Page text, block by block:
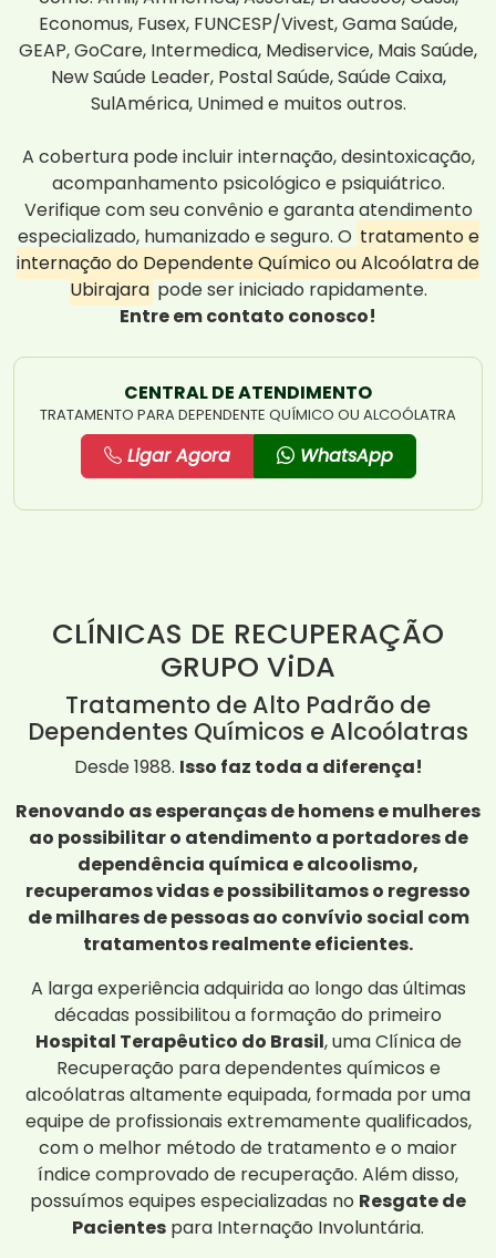
Economus, Fusex, FUNCESP/Vivest, Gama Saúde,
GEAP, GoCare, Intermedica, Mediservice, Mais Saúde,
New Saúde Leader, Postal Saúde, Saúde Caixa,
SulAmérica, Unimed e muitos outros.
A cobertura pode incluir internação, desintoxicação,
acompanhamento psicológico e psiquiátrico.
Verifique com seu convênio e garanta atendimento
especializado, humanizado e seguro. O tratamento e
internação do Dependente Químico ou Alcoólatra de
Ubirajara pode ser iniciado rapidamente.
Entre em contato conosco!
CENTRAL DE ATENDIMENTO
TRATAMENTO PARA DEPENDENTE QUÍMICO OU ALCOÓLATRA
Ligar Agora WhatsApp
CLÍNICAS DE RECUPERAÇÃO
GRUPO ViDA
Tratamento de Alto Padrão de
Dependentes Químicos e Alcoólatras
Desde 1988. Isso faz toda a diferença!
Renovando as esperanças de homens e mulheres
ao possibilitar o atendimento a portadores de
dependência química e alcoolismo,
recuperamos vidas e possibilitamos o regresso
de milhares de pessoas ao convívio social com
tratamentos realmente eficientes.
A larga experiência adquirida ao longo das últimas
décadas possibilitou a formação do primeiro
Hospital Terapêutico do Brasil, uma Clínica de
Recuperação para dependentes químicos e
alcoólatras altamente equipada, formada por uma
equipe de profissionais extremamente qualificados,
com o melhor método de tratamento e o maior
índice comprovado de recuperação. Além disso,
possuímos equipes especializadas no Resgate de
Pacientes para Internação Involuntária.